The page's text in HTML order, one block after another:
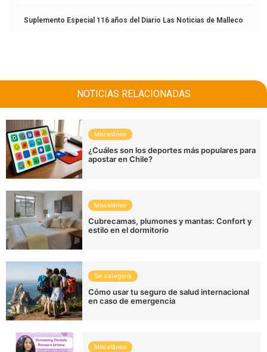
Suplemento Especial 116 años del Diario Las Noticias de Malleco
NOTICIAS RELACIONADAS
Misceláneo
¿Cuáles son los deportes más populares para
apostar en Chile?
Misceláneo
Cubrecamas, plumones y mantas: Confort y
estilo en el dormitorio
Sin categoría
Cómo usar tu seguro de salud internacional
en caso de emergencia
Misceláneo